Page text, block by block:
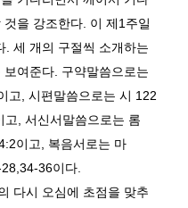
것을 강조한다 이 제1 주일
세 개의 구절씩 소개하는
보여준다 구약말씀으로는
고 시편말씀으로는 시 122
고
서신서말씀으로는 롬
이고
복음서로는 마
36이다
다시 오심에 초점을 맞추